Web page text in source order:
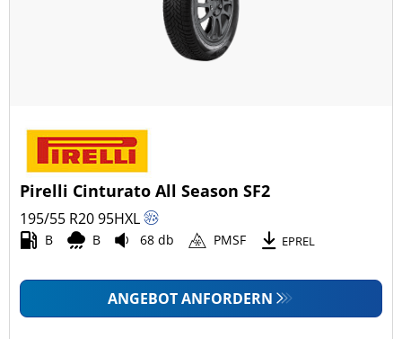
Pirelli Cinturato All Season SF2
195/55 R2095HXL
B B 68 db PMSF EPREL
ANGEBOT ANFORDERN